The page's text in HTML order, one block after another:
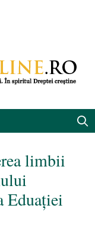
limbii
Eduației